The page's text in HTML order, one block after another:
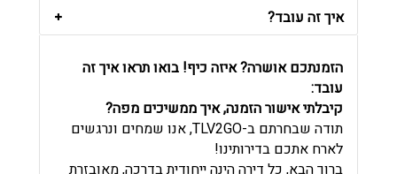
איך זה עובד?
הזמנתכם אושרה? איזה כיף! בואו תראו איך זה
עובד:
קיבלתי אישור הזמנה, איך ממשיכים מפה?
תודה שבחרתם ב-TLV2GO, אנו שמחים ונרגשים
לארח אתכם בדירותינו!
ברוך הבא, כל דירה הינה ייחודית בדרכה, מאובזרת